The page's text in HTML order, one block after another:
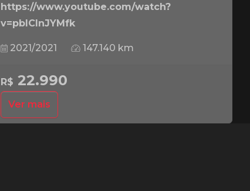
https://www.youtube.com/watch?
v=pbICInJYMfk
2021/2021 147.140 km
R$ 22.990
Ver mais